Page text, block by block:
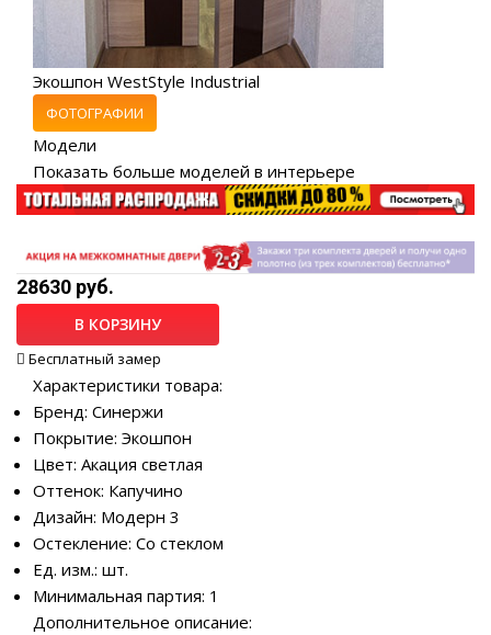
Экошпон WestStyle Industrial
ФОТОГРАФИИ
Модели
Показать больше моделей в интерьере
28630 руб.
В КОРЗИНУ
Бесплатный замер
Характеристики товара:
Бренд: Синержи
Покрытие: Экошпон
Цвет: Акация светлая
Оттенок: Капучино
Дизайн: Модерн 3
Остекление: Со стеклом
Ед. изм.: шт.
Минимальная партия: 1
Дополнительное описание: